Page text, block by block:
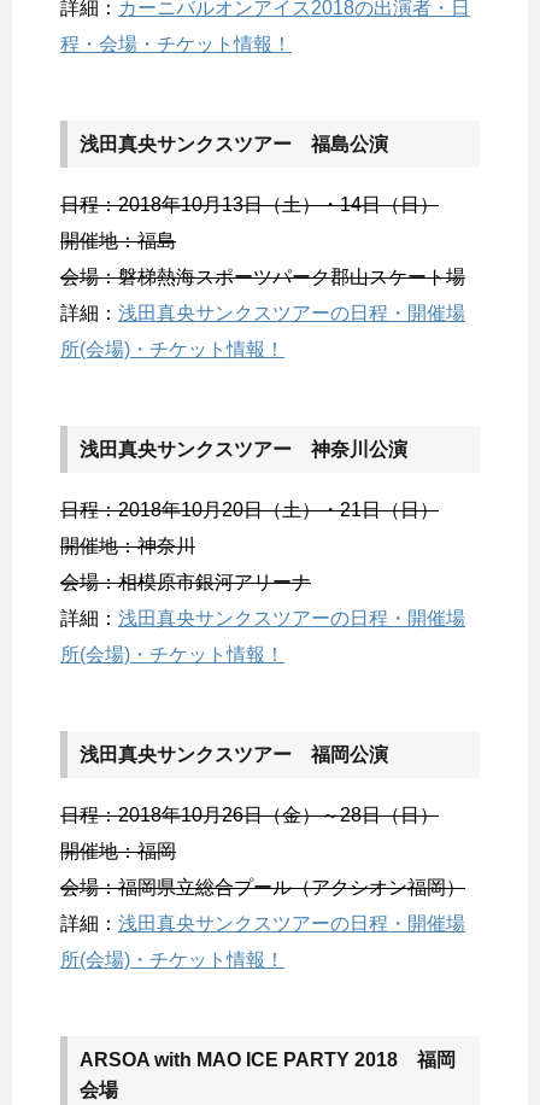
詳細： カーニバルオンアイス2018の出演者・日
程・会場・チケット情報！
浅田真央サンクスツアー 福島公演
日程：2018年10月13日（土）・14日（日）
開催地：福島
会場：磐梯熱海スポーツパーク郡山スケート場
詳細： 浅田真央サンクスツアーの日程・開催場
所(会場)・チケット情報！
浅田真央サンクスツアー 神奈川公演
日程：2018年10月20日（土）・21日（日）
開催地：神奈川
会場：相模原市銀河アリーナ
詳細： 浅田真央サンクスツアーの日程・開催場
所(会場)・チケット情報！
浅田真央サンクスツアー 福岡公演
日程：2018年10月26日（金）～28日（日）
開催地：福岡
会場：福岡県立総合プール（アクシオン福岡）
詳細： 浅田真央サンクスツアーの日程・開催場
所(会場)・チケット情報！
ARSOA with MAO ICE PARTY 2018 福岡
会場